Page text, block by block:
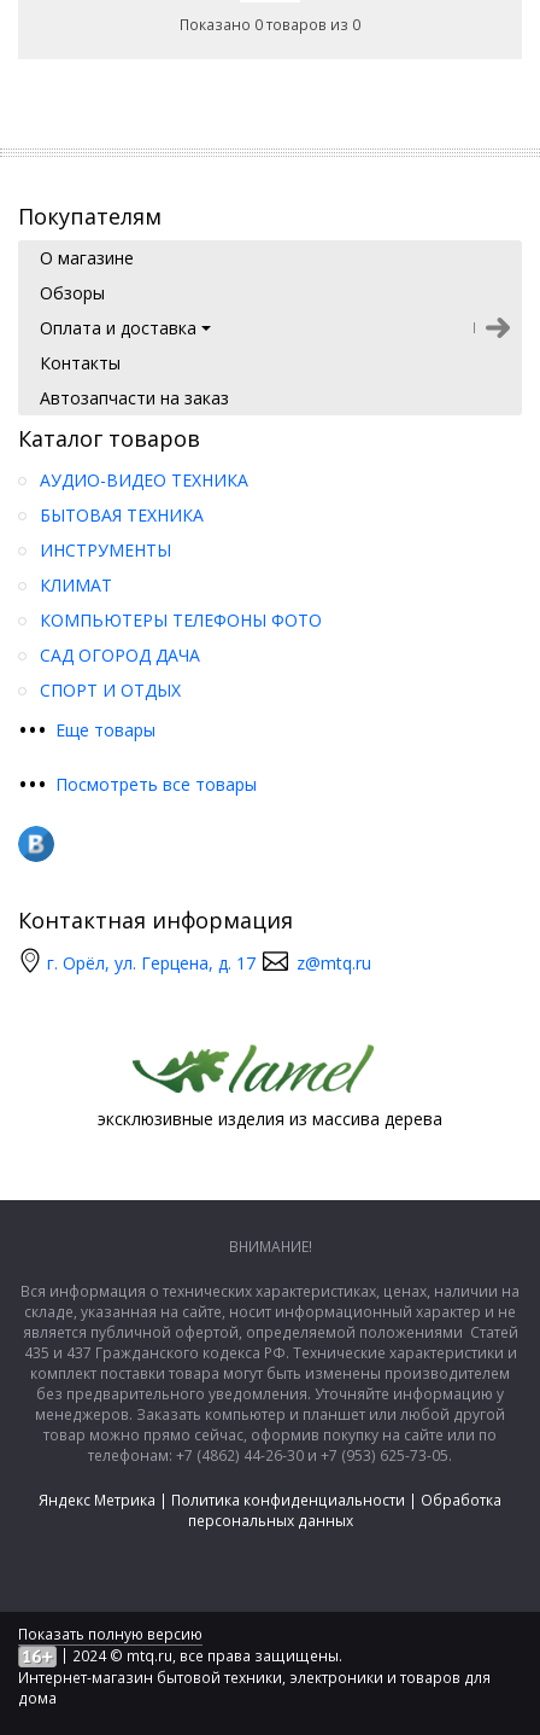
Показано 0 товаров из 0
Покупателям
О магазине
Обзоры
Оплата и доставка
Контакты
Автозапчасти на заказ
Каталог товаров
••• Еще товары
АУДИО-ВИДЕО ТЕХНИКА
БЫТОВАЯ ТЕХНИКА
ИНСТРУМЕНТЫ
КЛИМАТ
КОМПЬЮТЕРЫ ТЕЛЕФОНЫ ФОТО
САД ОГОРОД ДАЧА
СПОРТ И ОТДЫХ
••• Посмотреть все товары
Контактная информация
г. Орёл, ул. Герцена, д. 17 z@mtq.ru
эксклюзивные изделия из массива дерева
ВНИМАНИЕ!
Вся информация о технических характеристиках, ценах, наличии на
складе, указанная на сайте, носит информационный характер и не
является публичной офертой, определяемой положениями Статей
435 и 437 Гражданского кодекса РФ. Технические характеристики и
комплект поставки товара могут быть изменены производителем
без предварительного уведомления. Уточняйте информацию у
менеджеров. Заказать компьютер и планшет или любой другой
товар можно прямо сейчас, оформив покупку на сайте или по
телефонам: +7 (4862) 44-26-30 и +7 (953) 625-73-05.
Яндекс Метрика | Политика конфиденциальности | Обработка
персональных данных
Показать полную версию
| 2024 © mtq.ru, все права защищены.
Интернет-магазин бытовой техники, электроники и товаров для
дома